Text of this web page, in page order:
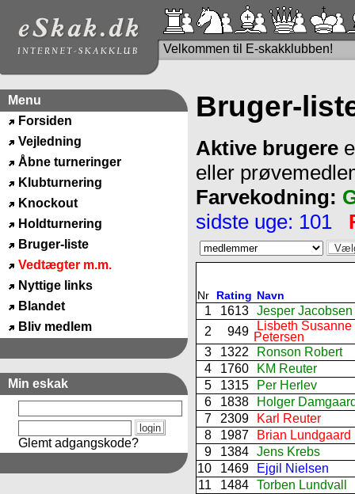
Velkommen til E-skakklubben!
Menu
Forsiden
Vejledning
Åbne turneringer
Klubturnering
Knockout
Holdturnering
Bruger-liste
Vedtægter m.m.
Nyttige links
Blandet
Bliv medlem
Min eskak
Glemt adgangskode?
Bruger-
Aktive brugere
eller
Farvekodning:
sidste uge: 101
Nr Rating Navn
1 1613 Jesper Jacobsen
2
949
Lisbeth Susanne
Petersen
3
1322
Ronson Robert
4
1760
KM Reuter
5
1315
Per Herlev
6
1838
Holger
7
2309
Karl Reuter
8
1987
Brian Lundgaard
9
1384 Jens Krebs
10
1469
Ejgil Nielsen
11
1484 Torben Lundvall